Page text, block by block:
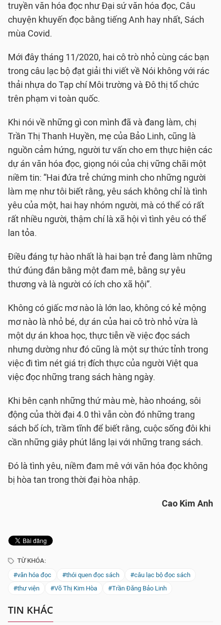
truyền văn hóa đọc như Đại sứ văn hóa đọc, Câu
chuyện khuyến đọc bằng tiếng Anh hay nhất, Sách
mùa Covid.
Mới đây tháng 11/2020, hai cô trò nhỏ cùng các bạn
trong câu lạc bộ đạt giải thi viết về Nói không với rác
thải nhựa do Tạp chí Môi trường và Đô thị tổ chức
trên phạm vi toàn quốc.
Khi nói về những gì con mình đã và đang làm, chị
Trần Thị Thanh Huyền, mẹ của Bảo Linh, cũng là
nguồn cảm hứng, người tư vấn cho em thực hiện các
dự án văn hóa đọc, giọng nói của chị vững chãi một
niềm tin: “Hai đứa trẻ chứng minh cho những người
làm mẹ như tôi biết rằng, yêu sách không chỉ là tình
yêu của một, hai hay nhóm người, mà có thể có rất
rất nhiều người, thậm chí là xã hội vì tình yêu có thể
lan tỏa.
Điều đáng tự hào nhất là hai bạn trẻ đang làm những
thứ đúng đắn bằng một đam mê, bằng sự yêu
thương và là người có ích cho xã hội”.
Không có giấc mơ nào là lớn lao, không có kẻ mộng
mơ nào là nhỏ bé, dự án của hai cô trò nhỏ vừa là
một dự án khoa học, thực tiễn về việc đọc sách
nhưng dường như đó cũng là một sự thức tỉnh trong
việc đi tìm nét giá trị đích thực của người Việt qua
việc đọc những trang sách hàng ngày.
Khi bên cạnh những thứ màu mè, hào nhoáng, sôi
động của thời đại 4.0 thì vẫn còn đó những trang
sách bổ ích, trầm tĩnh để biết rằng, cuộc sống đôi khi
cần những giây phút lắng lại với những trang sách.
Đó là tình yêu, niềm đam mê với văn hóa đọc không
bị hòa tan trong thời đại hòa nhập.
Cao Kim Anh
TỪ KHÓA:
#văn hóa đọc
#thói quen đọc sách
#câu lạc bộ đọc sách
#thư viện
#Võ Thị Kim Hòa #Trần Đăng Bảo Linh
TIN KHÁC